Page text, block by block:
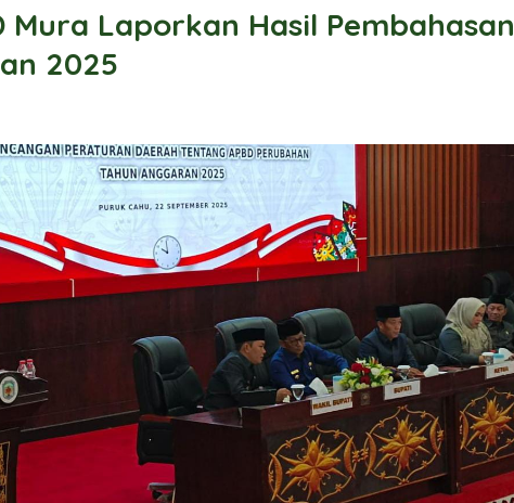
Mura Laporkan Hasil Pembahasan
2025